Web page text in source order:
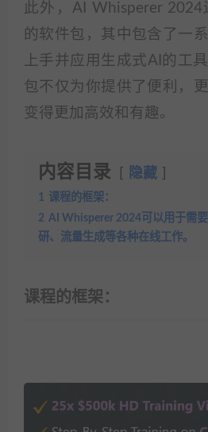
此外，AI Whisperer
的软件包，其中包含了一
上手并应用生成式AI的工
包不仅为你提供了便利，
变得更加高效和有趣。
内容目录 隐藏
1 课程的框架：
2 AI Whisperer 2024可以用于需
研、流量生成等各种在线工作。
课程的框架：